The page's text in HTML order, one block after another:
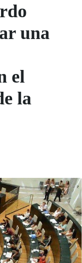
una
el
la